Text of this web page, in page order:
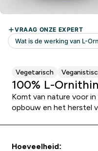
Vegetarisch
100% L-
Komt van nature voor
opbouw en het herstel
Hoeveelheid: